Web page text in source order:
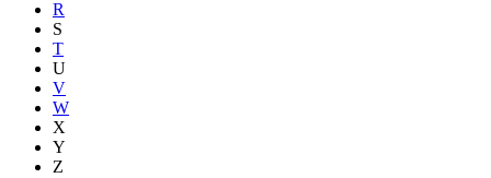
R
S
T
U
V
W
X
Y
Z